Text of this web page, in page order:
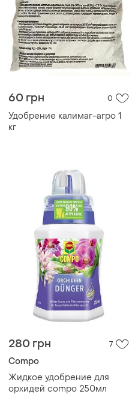
60 грн 0
Удобрение калимаг-агро 1
кг
280 грн 7
Compo
Жидкое удобрение для
орхидей compo 250мл